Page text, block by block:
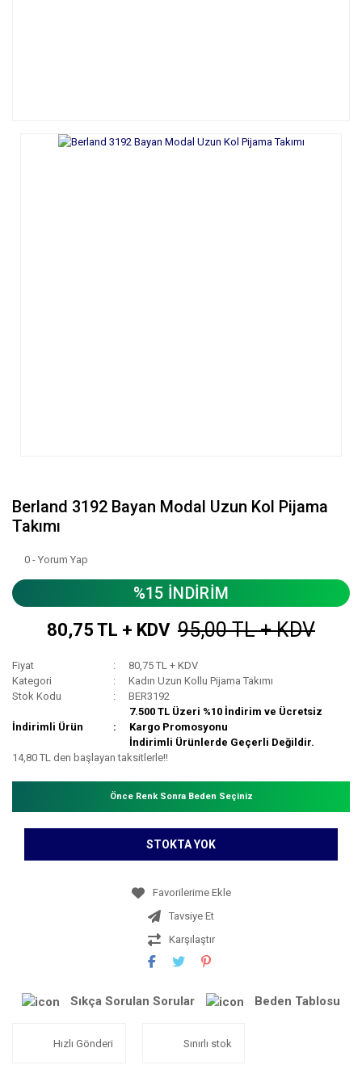
Berland 3192 Bayan Modal Uzun Kol Pijama
Takımı
0 - Yorum Yap
%15 İNDİRİM
80,75 TL + KDV 95,00 TL + KDV
Fiyat
80,75 TL + KDV
Kategori
Kadın Uzun Kollu Pijama Takımı
Stok Kodu
BER3192
İndirimli Ürün
7.500 TL Üzeri %10 İndirim ve Ücretsiz
Kargo Promosyonu
İndirimli Ürünlerde Geçerli Değildir.
14,80 TL den başlayan taksitlerle!!
Önce Renk Sonra Beden Seçiniz
STOKTA YOK
Tavsiye Et
Karşılaştır
Sıkça Sorulan Sorular Beden Tablosu
Hızlı Gönderi Sınırlı stok